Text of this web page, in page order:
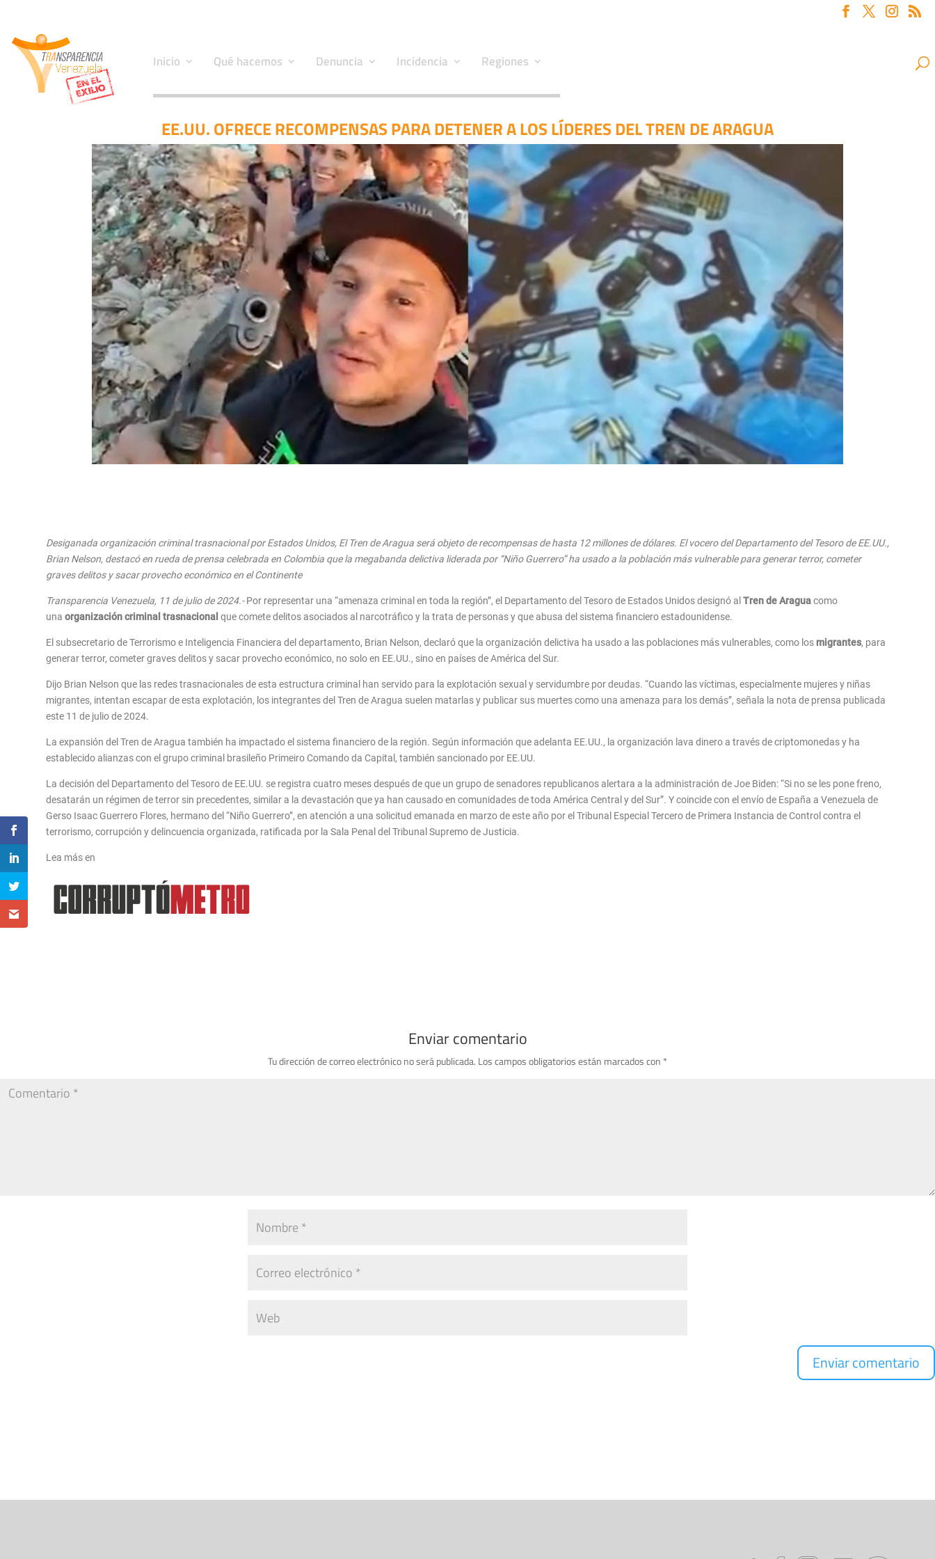
Inicio Qué hacemos Denuncia Incidencia Regiones
EE.UU. OFRECE RECOMPENSAS PARA DETENER A LOS LÍDERES DEL TREN DE ARAGUA
Desiganada organización criminal trasnacional por Estados Unidos, El Tren de Aragua será objeto de recompensas de hasta 12 millones de dólares. El vocero del Departamento del Tesoro de EE.UU.,
Brian Nelson, destacóen rueda de prensa celebrada en Colombia que la megabanda delictiva liderada por “Niño Guerrero” ha usado a la población más vulnerable para generar terror, cometer
graves delitos y sacar provecho económico en el Continente
Transparencia Venezuela, 11 de julio de 2024.-Por representar una “amenaza criminal en toda la región”, el Departamento del Tesoro de Estados Unidos designó al Tren de Araguacomo
una organización criminal trasnacional que comete delitos asociados al narcotráfico y la trata de personas y que abusa del sistema financiero estadounidense.
El subsecretario de Terrorismo e Inteligencia Financiera del departamento, Brian Nelson, declaró que la organización delictiva ha usado a las poblaciones más vulnerables, como los migrantes, para
generar terror, cometer graves delitos y sacar provecho económico, no solo en EE.UU., sino en países de América del Sur.
Dijo Brian Nelson que las redes trasnacionales de esta estructura criminal han servido para la explotación sexual y servidumbre por deudas. “Cuando las víctimas, especialmente mujeres y niñas
migrantes, intentan escapar de esta explotación, los integrantes del Tren de Aragua suelen matarlas y publicar sus muertes como una amenaza para los demás”, señala la nota de prensa publicada
este 11 de julio de 2024.
La expansión del Tren de Aragua también ha impactado el sistema financiero de la región. Según información que adelanta EE.UU., la organización lava dinero a través de criptomonedas y ha
establecido alianzas con el grupo criminal brasileño Primeiro Comando da Capital, también sancionado por EE.UU.
La decisión del Departamento del Tesoro de EE.UU. se registra cuatro meses después de que un grupo de senadores republicanos alertara a la administración de Joe Biden: “Si no se les pone freno,
desatarán un régimen de terror sin precedentes, similar a la devastación que ya han causado en comunidades de toda América Central y del Sur”. Y coincide con el envío de España a Venezuela de
Gerso Isaac Guerrero Flores, hermano del “Niño Guerrero”, en atención a una solicitud emanada en marzo de este año por el Tribunal Especial Tercero de Primera Instancia de Control contra el
terrorismo, corrupción y delincuencia organizada, ratificada por la Sala Penal del Tribunal Supremo de Justicia.
Lea más en
Enviar comentario
Tu dirección de correo electrónico no será publicada. Los campos obligatorios están marcados con *